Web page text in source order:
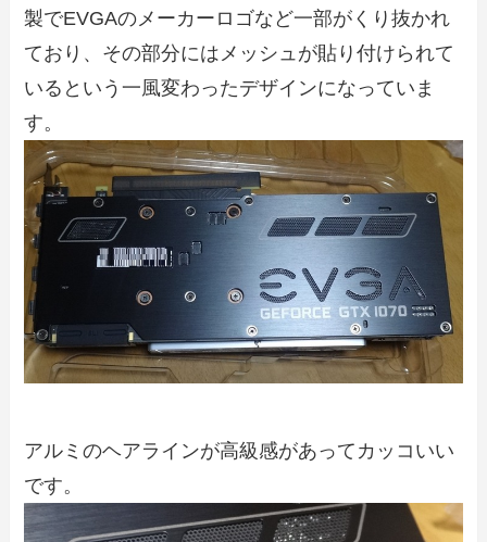
製でEVGAのメーカーロゴなど一部がくり抜かれ
ており、その部分にはメッシュが貼り付けられて
いるという一風変わったデザインになっていま
す。
アルミのヘアラインが高級感があってカッコいい
です。